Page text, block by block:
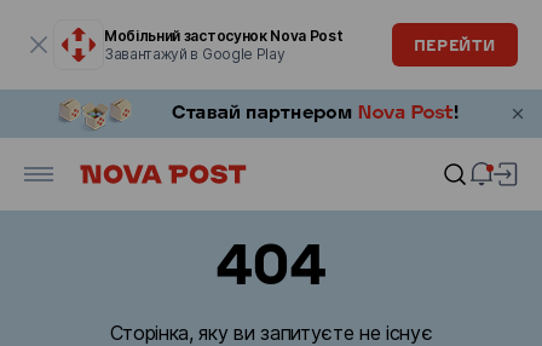
Мобільний застосунок Nova Post
Завантажуй в Google Play
ПЕРЕЙТИ
404
Сторінка, яку ви запитуєте не існує